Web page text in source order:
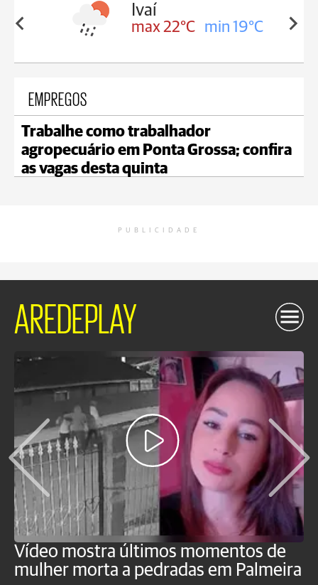
17°C
Ivaí
max 22°C min 19°C
EMPREGOS
Trabalhe como trabalhador
agropecuário em Ponta Grossa; confira
as vagas desta quinta
PUBLICIDADE
AREDEPLAY
Vídeo mostra últimos momentos de
mulher morta a pedradas em Palmeira